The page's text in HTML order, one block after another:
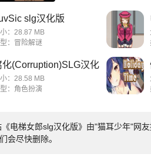
slg汉化版
：28.87 MB
：冒险解谜
化(Corruption)SLG汉化
：28.58 MB
：角色扮演
《电梯女郎slg汉化版》由"猫耳少年"网
会尽快删除。